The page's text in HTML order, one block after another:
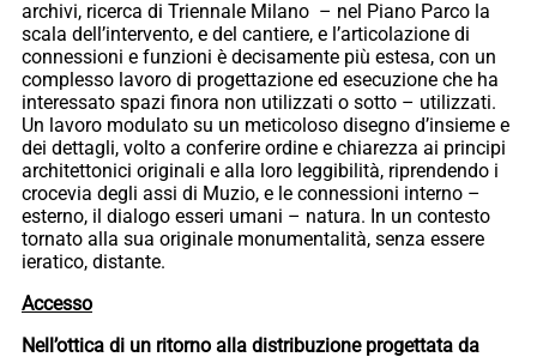
archivi, ricerca di Triennale Milano – nel Piano Parco la
scala dell’intervento, e del cantiere, e l’articolazione di
connessioni e funzioni è decisamente più estesa, con un
complesso lavoro di progettazione ed esecuzione che ha
interessato spazi finora non utilizzati o sotto – utilizzati.
Un lavoro modulato su un meticoloso disegno d’insieme e
dei dettagli, volto a conferire ordine e chiarezza ai principi
architettonici originali e alla loro leggibilità, riprendendo i
crocevia degli assi di Muzio, e le connessioni interno –
esterno, il dialogo esseri umani – natura. In un contesto
tornato alla sua originale monumentalità, senza essere
ieratico, distante.
Accesso
Nell’ottica di un ritorno alla distribuzione progettata da